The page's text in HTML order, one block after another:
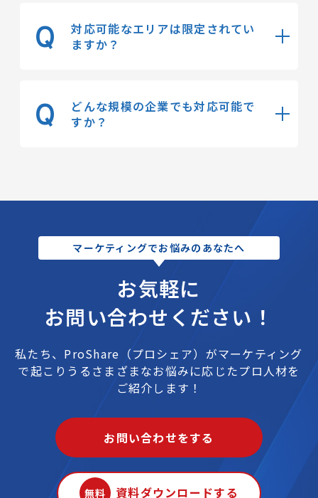
A
す。
Q
対応可能なエリアは限定されてい
ますか？
A
ご支援になるケースもございます。
Q
どんな規模の企業でも対応可能で
すか？
マーケティングでお悩みのあなたへ
お気軽に
お問い合わせください！
私たち、ProShare（プロシェア）がマーケティング
で起こりうるさまざまなお悩みに応じたプロ人材を
ご紹介します！
お問い合わせをする
無料 資料ダウンロードする